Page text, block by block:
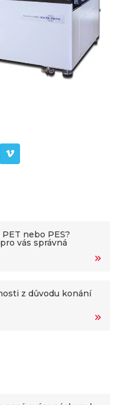

nebo PES?
vás správná
z důvodu konání